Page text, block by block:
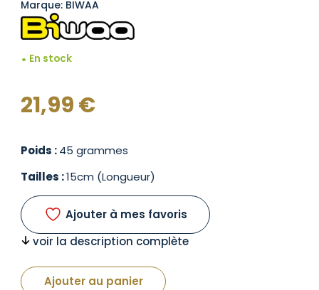
Marque: BIWAA
En stock
21,99€
Poids :45 grammes
Tailles :15cm (Longueur)
Ajouter à mes favoris
voir la description complète
Ajouter au panier